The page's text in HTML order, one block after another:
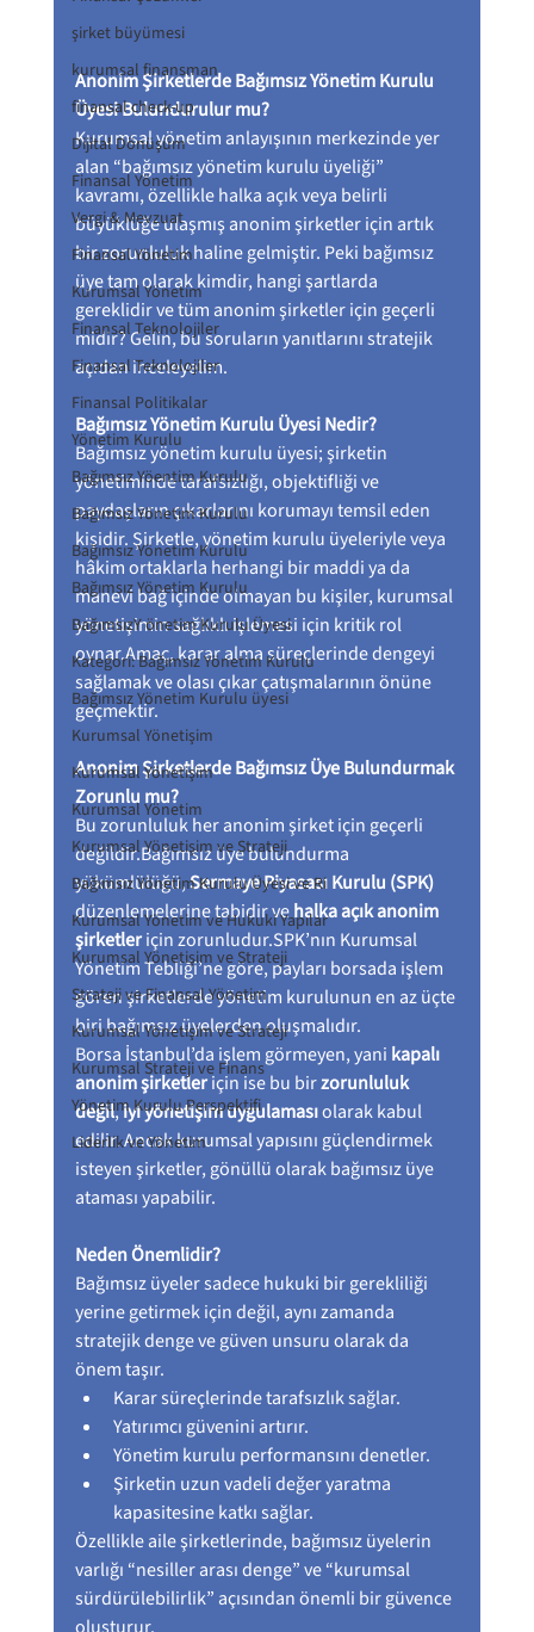
şirket büyümesi
kurumsal finansman
finansal check-up
Dijital Dönüşüm
Finansal Yönetim
Vergi & Mevzuat
Finansal Yönetim
Kurumsal Yönetim
Finansal Teknolojiler
Finansal Teknolojiler
Finansal Politikalar
Yönetim Kurulu
Bağımsız Yöentim Kurulu
Bağımsız Yönetim Kurulu
Bağımsız Yönetim Kurulu
Bağımsız Yönetim Kurulu
BağımsızY önetim Kurulu Üyesi
Kategori: Bağımsız Yönetim Kurulu
Bağımsız Yönetim Kurulu üyesi
Kurumsal Yönetişim
Kurumsal Yönetişim
Kurumsal Yönetim
Kurumsal Yönetişim ve Strateji
Bağımsız Yönetim Kurulu Üyesi ve Ri
Kurumsal Yönetim ve Hukuki Yapılar
Kurumsal Yönetişim ve Strateji
Strateji ve Finansal Yönetim
Kurumsal Yönetişim ve Strateji
Kurumsal Strateji ve Finans
Yönetim Kurulu Perspektifi
Liderlik ve Yönetim
Anonim Şirketlerde Bağımsız Yönetim Kurulu
Üyesi Bulundurulur mu?
Kurumsal yönetim anlayışının merkezinde yer
alan “bağımsız yönetim kurulu üyeliği”
kavramı, özellikle halka açık veya belirli
büyüklüğe ulaşmış anonim şirketler için artık
bir zorunluluk haline gelmiştir. Peki bağımsız
üye tam olarak kimdir, hangi şartlarda
gereklidir ve tüm anonim şirketler için geçerli
midir? Gelin, bu soruların yanıtlarını stratejik
açıdan inceleyelim.
Bağımsız Yönetim Kurulu Üyesi Nedir?
Bağımsız yönetim kurulu üyesi; şirketin
yönetiminde tarafsızlığı, objektifliği ve
paydaşların çıkarlarını korumayı temsil eden
kişidir. Şirketle, yönetim kurulu üyeleriyle veya
hâkim ortaklarla herhangi bir maddi ya da
manevi bağ içinde olmayan bu kişiler, kurumsal
yönetişimin sağlıklı işlemesi için kritik rol
oynar.Amaç, karar alma süreçlerinde dengeyi
sağlamak ve olası çıkar çatışmalarının önüne
geçmektir.
Anonim Şirketlerde Bağımsız Üye Bulundurmak
Zorunlu mu?
Bu zorunluluk her anonim şirket için geçerli
değildir.Bağımsız üye bulundurma
yükümlülüğü, Sermaye Piyasası Kurulu (SPK)
düzenlemelerine tabidir ve halka açık anonim
şirketler için zorunludur.SPK’nın Kurumsal
Yönetim Tebliği’ne göre, payları borsada işlem
gören şirketlerde yönetim kurulunun en az üçte
biri bağımsız üyelerden oluşmalıdır.
Borsa İstanbul’da işlem görmeyen, yani kapalı
anonim şirketler için ise bu bir zorunluluk
değil, iyi yönetişim uygulaması olarak kabul
edilir. Ancak kurumsal yapısını güçlendirmek
isteyen şirketler, gönüllü olarak bağımsız üye
ataması yapabilir.
Neden Önemlidir?
Bağımsız üyeler sadece hukuki bir gerekliliği
yerine getirmek için değil, aynı zamanda
stratejik denge ve güven unsuru olarak da
önem taşır.
Karar süreçlerinde tarafsızlık sağlar.
Yatırımcı güvenini artırır.
Yönetim kurulu performansını denetler.
Şirketin uzun vadeli değer yaratma
kapasitesine katkı sağlar.
Özellikle aile şirketlerinde, bağımsız üyelerin
varlığı “nesiller arası denge” ve “kurumsal
sürdürülebilirlik” açısından önemli bir güvence